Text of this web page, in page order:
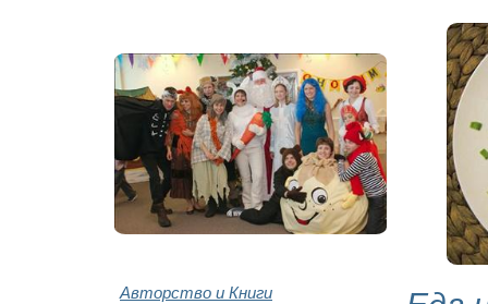
Авторство и Книги